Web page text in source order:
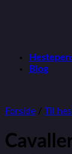
Blog
Forside / Til